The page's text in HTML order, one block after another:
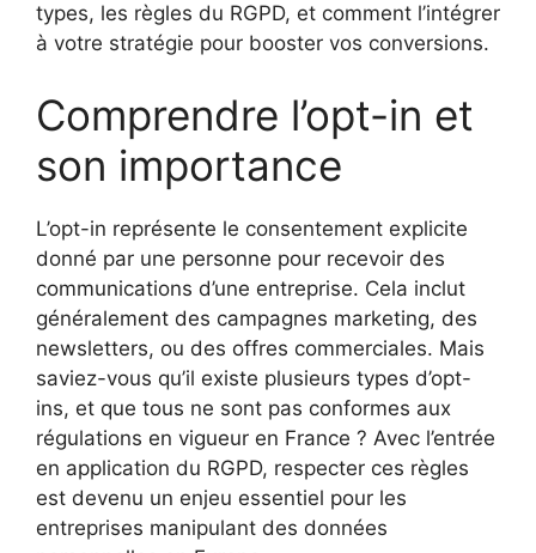
types, les règles du RGPD, et comment l’intégrer
à votre stratégie pour booster vos conversions.
Comprendre l’opt-in et
son importance
L’opt-in représente le consentement explicite
donné par une personne pour recevoir des
communications d’une entreprise. Cela inclut
généralement des campagnes marketing, des
newsletters, ou des offres commerciales. Mais
saviez-vous qu’il existe plusieurs types d’opt-
ins, et que tous ne sont pas conformes aux
régulations en vigueur en France ? Avec l’entrée
en application du RGPD, respecter ces règles
est devenu un enjeu essentiel pour les
entreprises manipulant des données